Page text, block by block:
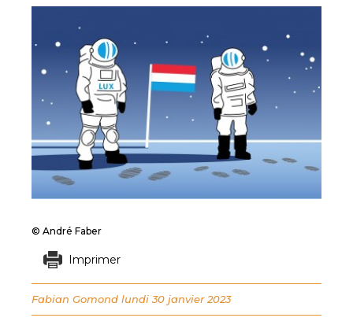
© André Faber
Imprimer
Fabian Gomond lundi 30 janvier 2023